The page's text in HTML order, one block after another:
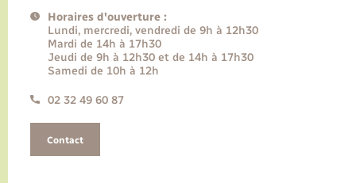
Horaires d'ouverture :
Lundi, mercredi, vendredi de 9h à 12h30
Mardi de 14h à 17h30
Jeudi de 9h à 12h30 et de 14h à 17h30
Samedi de 10h à 12h
02 32 49 60 87
Contact